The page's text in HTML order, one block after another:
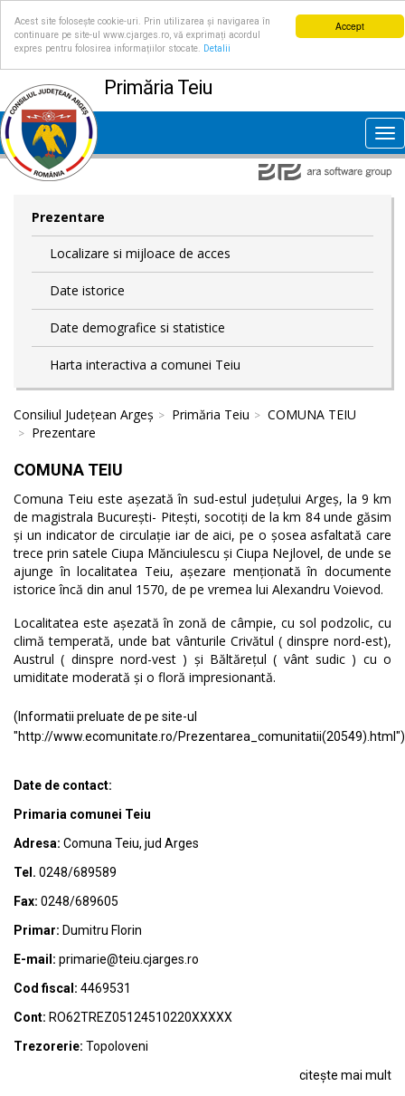
Accept
Acest site folosește cookie-uri. Prin utilizarea și navigarea în
continuare pe site-ul www.cjarges.ro, vă exprimați acordul
expres pentru folosirea informațiilor stocate.
Detalii
Primăria Teiu
Prezentare
Localizare si mijloace de acces
Date istorice
Date demografice si statistice
Harta interactiva a comunei Teiu
Consiliul Județean Argeș Primăria Teiu
COMUNA TEIU
Prezentare
COMUNA TEIU
Comuna Teiu este așezată în sud-estul județului Argeș, la 9 km
de magistrala București- Pitești, socotiți de la km 84 unde găsim
și un indicator de circulație iar de aici, pe o șosea asfaltată care
trece prin satele Ciupa Mănciulescu și Ciupa Nejlovel, de unde se
ajunge în localitatea Teiu, așezare menționată în documente
istorice încă din anul 1570, de pe vremea lui Alexandru Voievod.
Localitatea este așezată în zonă de câmpie, cu sol podzolic, cu
climă temperată, unde bat vânturile Crivătul ( dinspre nord-est),
Austrul ( dinspre nord-vest ) și Băltărețul ( vânt sudic ) cu o
umiditate moderată și o floră impresionantă.
(Informatii preluate de pe site-ul
"http://www.ecomunitate.ro/Prezentarea_comunitatii(20549).html")
Date de contact:
Primaria comunei Teiu
Adresa: Comuna Teiu, jud Arges
Tel. 0248/689589
Fax: 0248/689605
Primar: Dumitru Florin
E-mail: primarie@teiu.cjarges.ro
Cod fiscal: 4469531
Cont: RO62TREZ05124510220XXXXX
Trezorerie: Topoloveni
citește mai mult